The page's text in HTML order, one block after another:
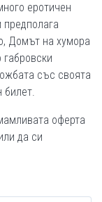
еротичен
Домът на хумора
със своята
билет.
оферта
да си